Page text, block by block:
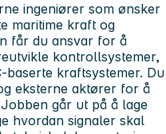
ingeniører som ønsker
maritime kraft og
får du ansvar for å
kontrollsystemer,
baserte kraftsystemer. Du
eksterne aktører for å
går ut på å lage
hvordan signaler skal